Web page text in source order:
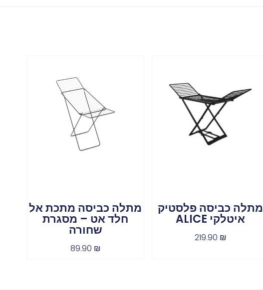
מתלה כביסה פלסטיק
איטלקי ALICE
219.90 ₪
מתלה כביסה מתכת אל
חלד אט – מסגרת
שחורה
89.90 ₪